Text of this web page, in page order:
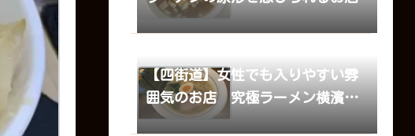
【四街道】女性でも入りやすい雰
囲気のお店 究極ラーメン横濱家
四街道店